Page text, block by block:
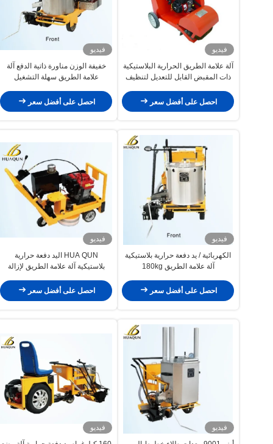
فيديو
آلة علامة الطريق الحرارية البلاستيكية
ذات المقبض القابل للتعديل لتنظيف
احصل على أفضل سعر
فيديو
خفيفة الوزن مناورة ذاتية الدفع آلة
علامة الطريق سهلة التشغيل
احصل على أفضل سعر
فيديو
الكهربائية / يد دفعة حرارية بلاستيكية
آلة علامة الطريق 180kg
احصل على أفضل سعر
فيديو
HUA QUN اليد دفعة حرارية
بلاستيكية آلة علامة الطريق لإزالة
احصل على أفضل سعر
فيديو
فيديو